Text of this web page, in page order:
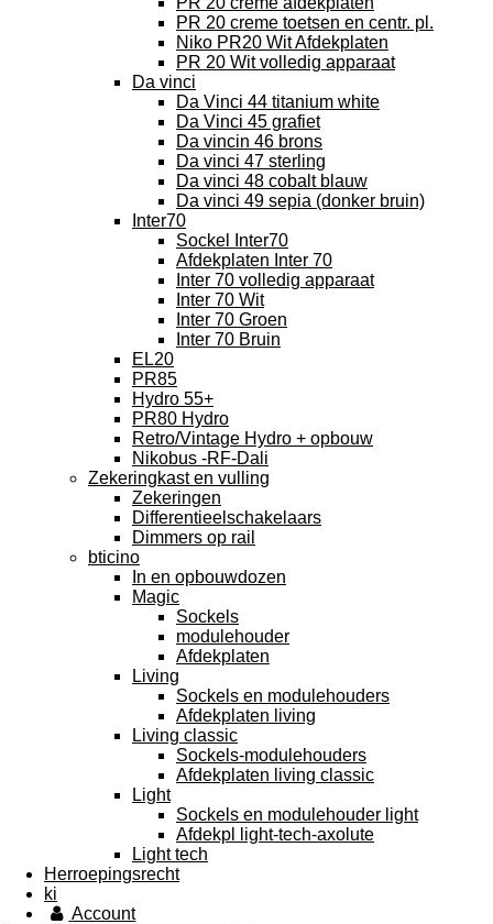
PR 20 creme toetsen en centr. pl.
Niko PR20 Wit Afdekplaten
PR 20 Wit volledig apparaat
Da vinci
Da Vinci 44 titanium white
Da Vinci 45 grafiet
Da vincin 46 brons
Da vinci 47 sterling
Da vinci 48 cobalt blauw
Da vinci 49 sepia (donker bruin)
Inter70
Sockel Inter70
Afdekplaten Inter 70
Inter 70 volledig apparaat
Inter 70 Wit
Inter 70 Groen
Inter 70 Bruin
EL20
PR85
Hydro 55+
PR80 Hydro
Retro/Vintage Hydro + opbouw
Nikobus -RF-Dali
Zekeringkast en vulling
Zekeringen
Differentieelschakelaars
Dimmers op rail
bticino
In en opbouwdozen
Magic
Sockels
modulehouder
Afdekplaten
Living
Sockels en modulehouders
Afdekplaten living
Living classic
Sockels-modulehouders
Afdekplaten living classic
Light
Sockels en modulehouder light
Afdekpl light-tech-axolute
Light tech
Herroepingsrecht
ki
Account